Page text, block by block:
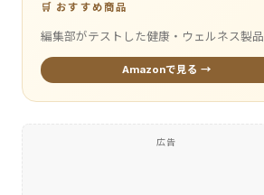
🛒 おすすめ商品
編集部がテストした健康・ウェルネス製品
Amazonで見る →
広告